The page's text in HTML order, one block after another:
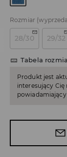
Rozmiar
28/30 29/32
Tabela
Produkt jest
interesujący Cię